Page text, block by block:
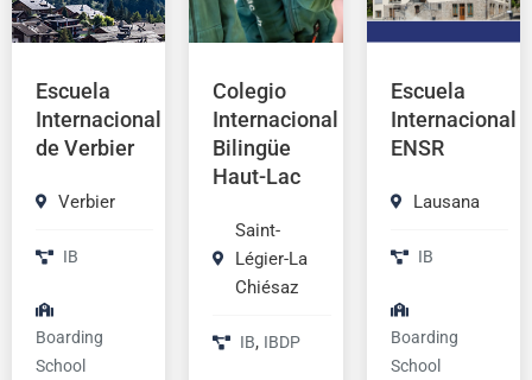
Escuela
Internacional
de Verbier
Verbier
IB
Boarding
School
Colegio
Internacional
Bilingüe
Haut-Lac
Saint-
Légier-La
Chiésaz
IB, IBDP
Escuela
Internacional
ENSR
Lausana
IB
Boarding
School